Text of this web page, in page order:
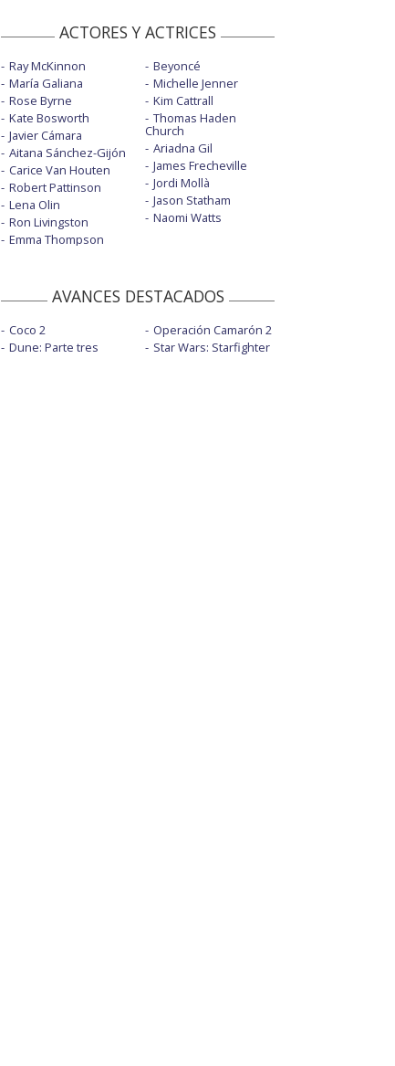
ACTORES Y ACTRICES
Ray McKinnon
María Galiana
Rose Byrne
Kate Bosworth
Javier Cámara
Aitana Sánchez-Gijón
Carice Van Houten
Robert Pattinson
Lena Olin
Ron Livingston
Emma Thompson
Beyoncé
Michelle Jenner
Kim Cattrall
Thomas Haden
Church
Ariadna Gil
James Frecheville
Jordi Mollà
Jason Statham
Naomi Watts
AVANCES DESTACADOS
Coco 2
Dune: Parte tres
Operación Camarón 2
Star Wars: Starfighter